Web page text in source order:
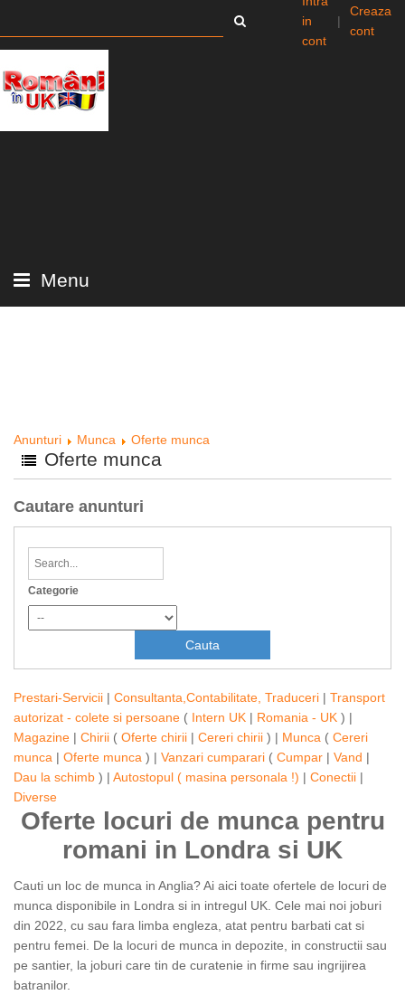
in
cont
|
Creaza
cont
Menu
Anunturi Munca Oferte munca
Oferte munca
Cautare anunturi
Categorie
Prestari-Servicii | Consultanta,Contabilitate, Traduceri | Transport
autorizat - colete si persoane ( Intern UK | Romania - UK ) |
Magazine | Chirii ( Oferte chirii | Cereri chirii ) | Munca ( Cereri
munca | Oferte munca ) | Vanzari cumparari ( Cumpar | Vand |
Dau la schimb ) | Autostopul ( masina personala !) | Conectii |
Diverse
Oferte locuri de munca pentru
romani in Londra si UK
Cauti un loc de munca in Anglia? Ai aici toate ofertele de locuri de
munca disponibile in Londra si in intregul UK. Cele mai noi joburi
din 2022, cu sau fara limba engleza, atat pentru barbati cat si
pentru femei. De la locuri de munca in depozite, in constructii sau
pe santier, la joburi care tin de curatenie in firme sau ingrijirea
batranilor.